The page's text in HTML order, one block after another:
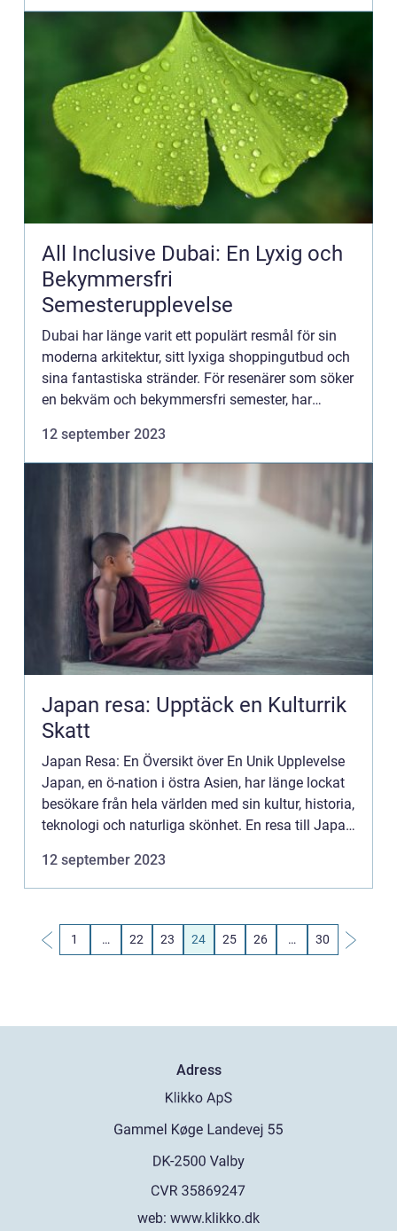
All Inclusive Dubai: En Lyxig och
Bekymmersfri
Semesterupplevelse
Dubai har länge varit ett populärt resmål för sin
moderna arkitektur, sitt lyxiga shoppingutbud och
sina fantastiska stränder. För resenärer som söker
en bekväm och bekymmersfri semester, har
förstärkt stadens...
12 september 2023
Japan resa: Upptäck en Kulturrik
Skatt
Japan Resa: En Översikt över En Unik Upplevelse
Japan, en ö-nation i östra Asien, har länge lockat
besökare från hela världen med sin kultur, historia,
teknologi och naturliga skönhet. En resa till Japan
12 september 2023
1 … 22 23 24 25 26 … 30
Adress
web: www.klikko.dk